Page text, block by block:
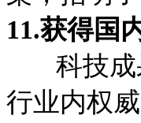
11.获得国
科技成
行业内权